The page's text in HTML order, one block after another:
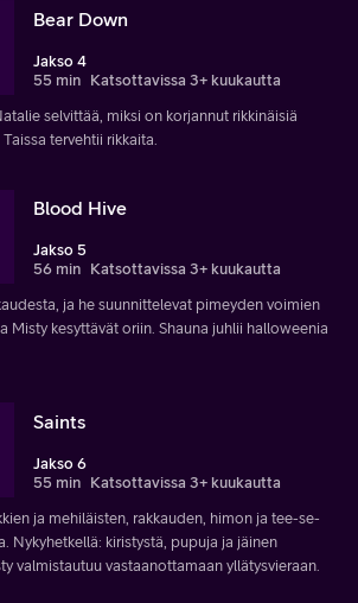
Bear Down
Jakso 4
55 min Katsottavissa 3+ kuukautta
selvittää, miksi on korjannut rikkinäisiä
tervehtii rikkaita.
Blood Hive
Jakso 5
56 min Katsottavissa 3+ kuukautta
ja he suunnittelevat pimeyden voimien
Misty kesyttävät oriin. Shauna juhlii halloweenia
Saints
Jakso 6
55 min Katsottavissa 3+ kuukautta
ja mehiläisten, rakkauden, himon ja tee-se-
Nykyhetkellä: kiristystä, pupuja ja jäinen
valmistautuu vastaanottamaan yllätysvieraan.